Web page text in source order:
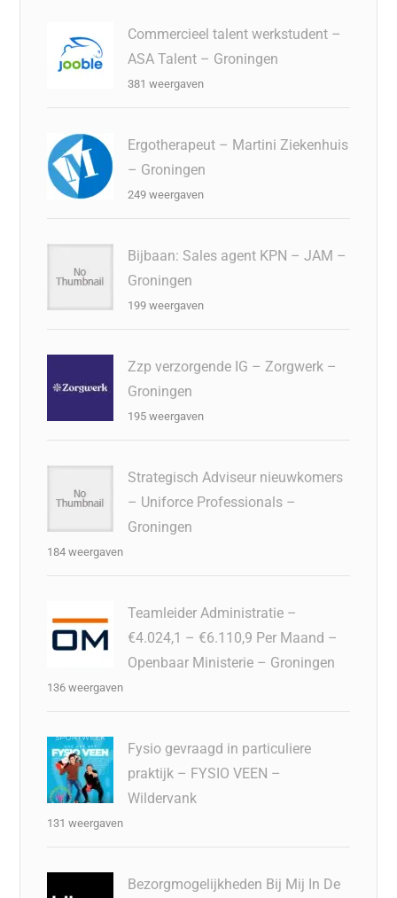
Commercieel talent werkstudent –
ASA Talent – Groningen
381 weergaven
Ergotherapeut – Martini Ziekenhuis
– Groningen
249 weergaven
Bijbaan: Sales agent KPN – JAM –
Groningen
199 weergaven
Zzp verzorgende IG – Zorgwerk –
Groningen
195 weergaven
Strategisch Adviseur nieuwkomers
– Uniforce Professionals –
Groningen
184 weergaven
Teamleider Administratie –
€4.024,1 – €6.110,9 Per Maand –
Openbaar Ministerie – Groningen
136 weergaven
Fysio gevraagd in particuliere
praktijk – FYSIO VEEN –
Wildervank
131 weergaven
Bezorgmogelijkheden Bij Mij In De